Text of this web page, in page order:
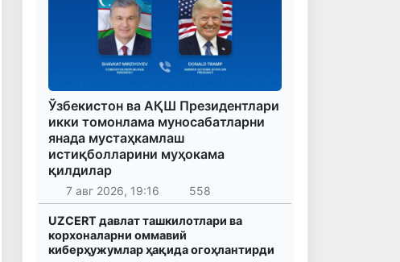
Ўзбекистон ва АҚШ Президентлари
икки томонлама муносабатларни
янада мустаҳкамлаш
истиқболларини муҳокама
қилдилар
7 авг 2026, 19:16 558
UZCERT давлат ташкилотлари ва
корхоналарни оммавий
киберҳужумлар ҳақида огоҳлантирди